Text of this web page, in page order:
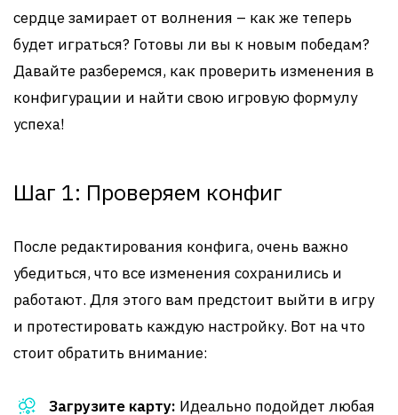
сердце замирает от волнения – как же теперь
будет играться? Готовы ли вы к новым победам?
Давайте разберемся, как проверить изменения в
конфигурации и найти свою игровую формулу
успеха!
Шаг 1: Проверяем конфиг
После редактирования конфига, очень важно
убедиться, что все изменения сохранились и
работают. Для этого вам предстоит выйти в игру
и протестировать каждую настройку. Вот на что
стоит обратить внимание:
Загрузите карту: Идеально подойдет любая